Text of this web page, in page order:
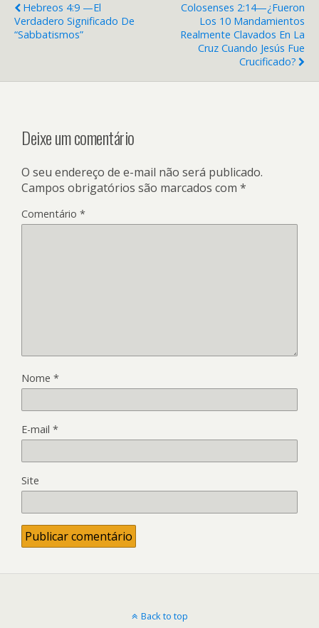
Hebreos 4:9 —El
Verdadero Significado De
“Sabbatismos”
Colosenses 2:14—¿Fueron
Los 10 Mandamientos
Realmente Clavados En La
Cruz Cuando Jesús Fue
Crucificado?
Deixe um comentário
O seu endereço de e-mail não será publicado.
Campos obrigatórios são marcados com *
Comentário *
Nome *
E-mail *
Site
Back to top